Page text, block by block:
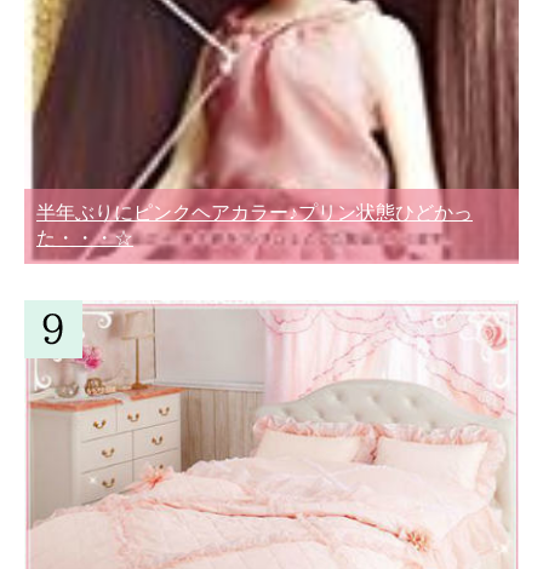
半年ぶりにピンクヘアカラー♪プリン状態ひどかっ
た・・・☆